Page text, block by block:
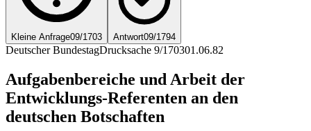
Kleine Anfrage09/1703 Antwort09/1794
Deutscher BundestagDrucksache 9/170301.06.82
Aufgabenbereiche und Arbeit der
Entwicklungs-Referenten an den
deutschen Botschaften